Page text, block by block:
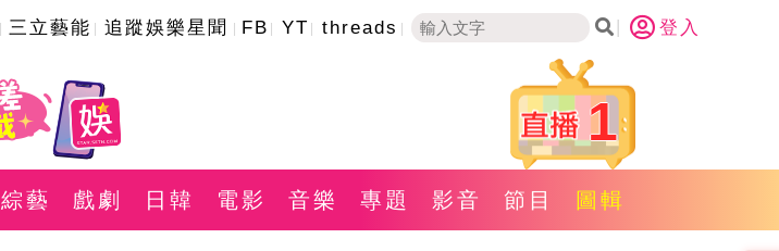
三立藝能 追蹤娛樂星聞 FB YT threads 登入
1
綜藝 戲劇 日韓 電影 音樂 專題 影音 節目 圖輯